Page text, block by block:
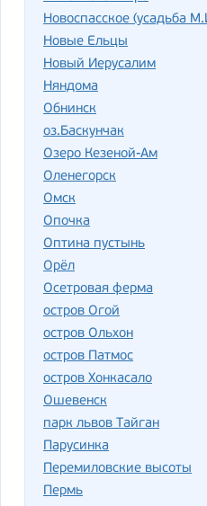
Новоспасское (усадьба
Новые Ельцы
Новый Иерусалим
Няндома
Обнинск
оз.Баскунчак
Озеро Кезеной-Ам
Оленегорск
Омск
Опочка
Оптина пустынь
Орёл
Осетровая ферма
остров Огой
остров Ольхон
остров Патмос
остров Хонкасало
Ошевенск
парк львов Тайган
Парусинка
Перемиловские высоты
Пермь